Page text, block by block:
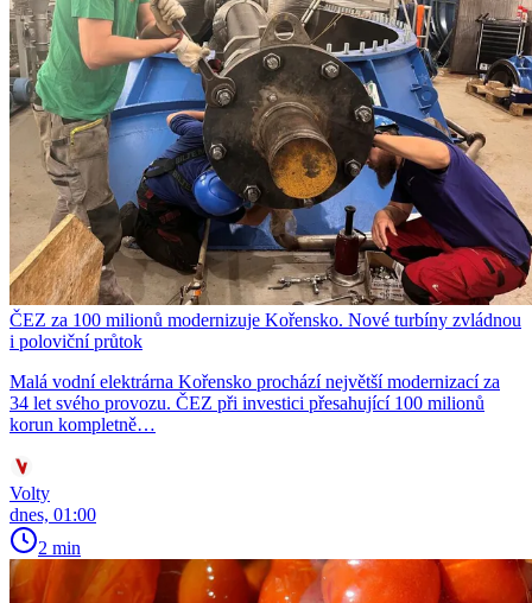
ČEZ za 100 milionů modernizuje Kořensko. Nové turbíny zvládnou
i poloviční průtok
Malá vodní elektrárna Kořensko prochází největší modernizací za
34 let svého provozu. ČEZ při investici přesahující 100 milionů
korun kompletně…
Volty
dnes, 01:00
2 min